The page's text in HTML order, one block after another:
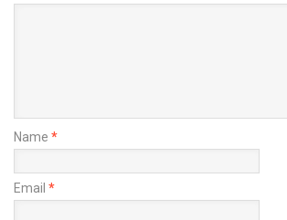
Name *
Email *